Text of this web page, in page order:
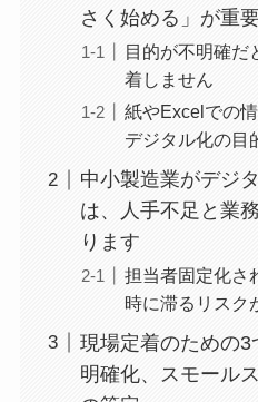
さく始める」が重
目的が不明確だ
着しません
紙やExcelでの
デジタル化の目
中小製造業がデジ
は、人手不足と業
ります
担当者固定化さ
時に滞るリスク
現場定着のための
明確化、スモール